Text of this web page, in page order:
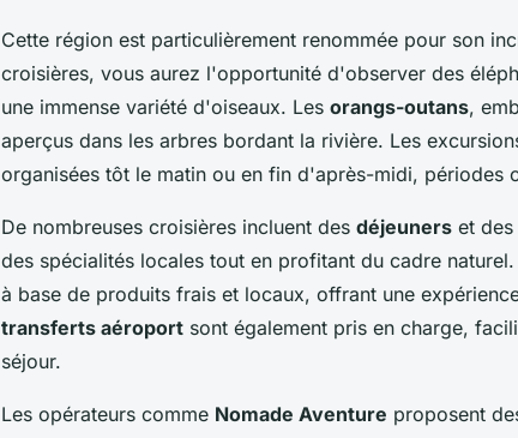
Cette région est particulièrement renommée pour son
croisières, vous aurez l'opportunité d'observer des
une immense variété d'oiseaux. Les orangs-outans,
aperçus dans les arbres bordant la rivière. Les
organisées tôt le matin ou en fin d'après-midi, périodes
De nombreuses croisières incluent des déjeuners et des
des spécialités locales tout en profitant du cadre
à base de produits frais et locaux, offrant une
transferts aéroport sont également pris en charge,
séjour.
Les opérateurs comme Nomade Aventure proposent